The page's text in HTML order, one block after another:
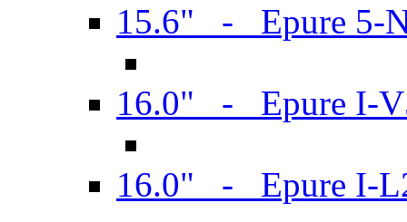
15.6" - Epure 5-
16.0" - Epure I-
16.0" - Epure I-